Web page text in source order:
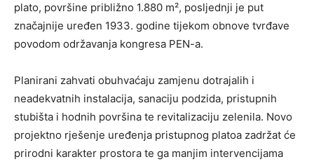
plato, površine približno 1.880 m², posljednji je put
značajnije uređen 1933. godine tijekom obnove tvrđave
povodom održavanja kongresa PEN-a.
Planirani zahvati obuhvaćaju zamjenu dotrajalih i
neadekvatnih instalacija, sanaciju podzida, pristupnih
stubišta i hodnih površina te revitalizaciju zelenila. Novo
projektno rješenje uređenja pristupnog platoa zadržat će
prirodni karakter prostora te ga manjim intervencijama